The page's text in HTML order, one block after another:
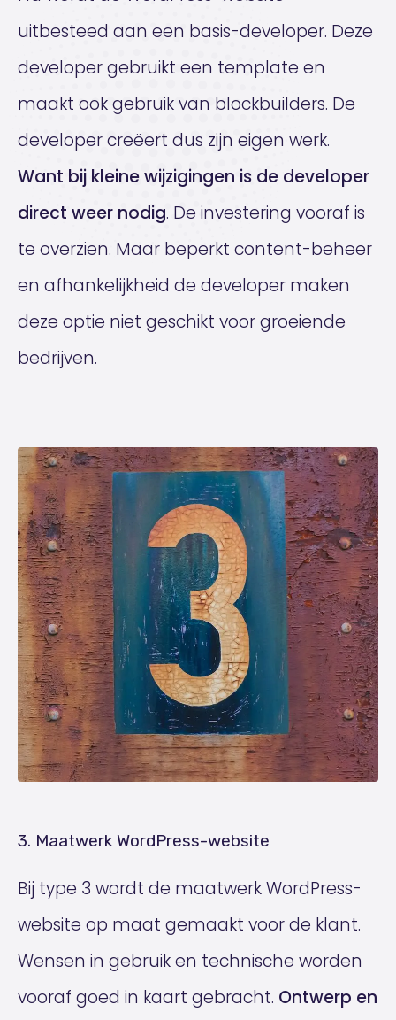
uitbesteed aan een basis-developer. Deze
developer gebruikt een template en
maakt ook gebruik van blockbuilders. De
developer creëert dus zijn eigen werk.
Want bij kleine wijzigingen is de developer
direct weer nodig. De investering vooraf is
te overzien. Maar beperkt content-beheer
en afhankelijkheid de developer maken
deze optie niet geschikt voor groeiende
bedrijven.
3. Maatwerk WordPress-website
Bij type 3 wordt de maatwerk WordPress-
website op maat gemaakt voor de klant.
Wensen in gebruik en technische worden
vooraf goed in kaart gebracht. Ontwerp en